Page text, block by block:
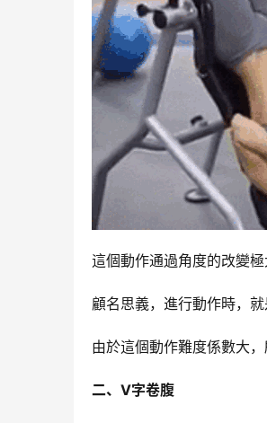
這個動作通過角度的改變
顧名思義，進行動作時，
由於這個動作難度係數大
二、V字卷腹